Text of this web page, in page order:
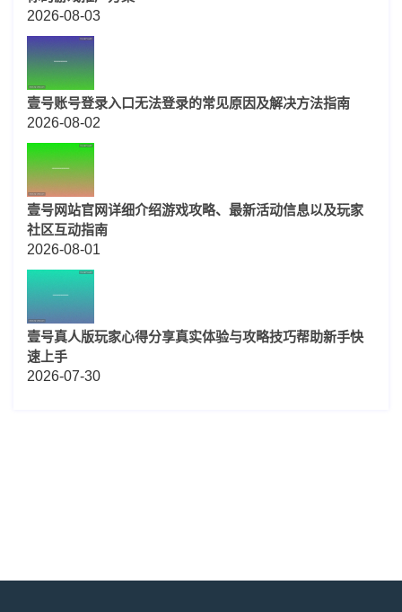
2026-08-03
壹号账号登录入口无法登录的常见原因及解决方法指南
2026-08-02
壹号网站官网详细介绍游戏攻略、最新活动信息以及玩家
社区互动指南
2026-08-01
壹号真人版玩家心得分享真实体验与攻略技巧帮助新手快
速上手
2026-07-30